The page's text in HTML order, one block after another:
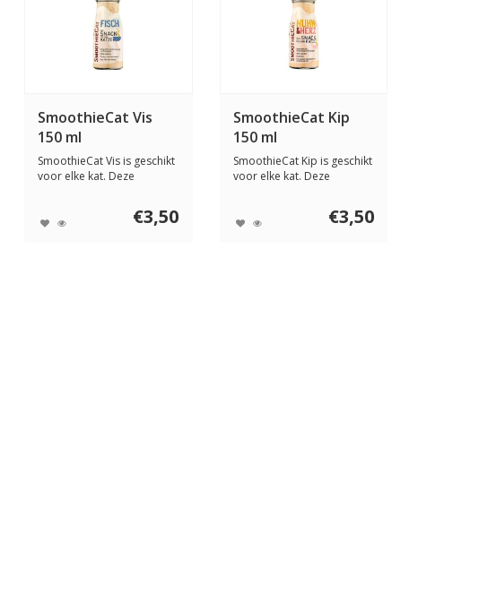
SmoothieCat Vis
150 ml
SmoothieCat Vis is geschikt
voor elke kat. Deze
€3,50
SmoothieCat Kip
150 ml
SmoothieCat Kip is geschikt
voor elke kat. Deze
€3,50